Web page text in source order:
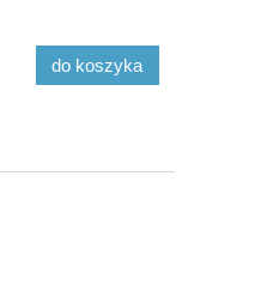
do koszyka